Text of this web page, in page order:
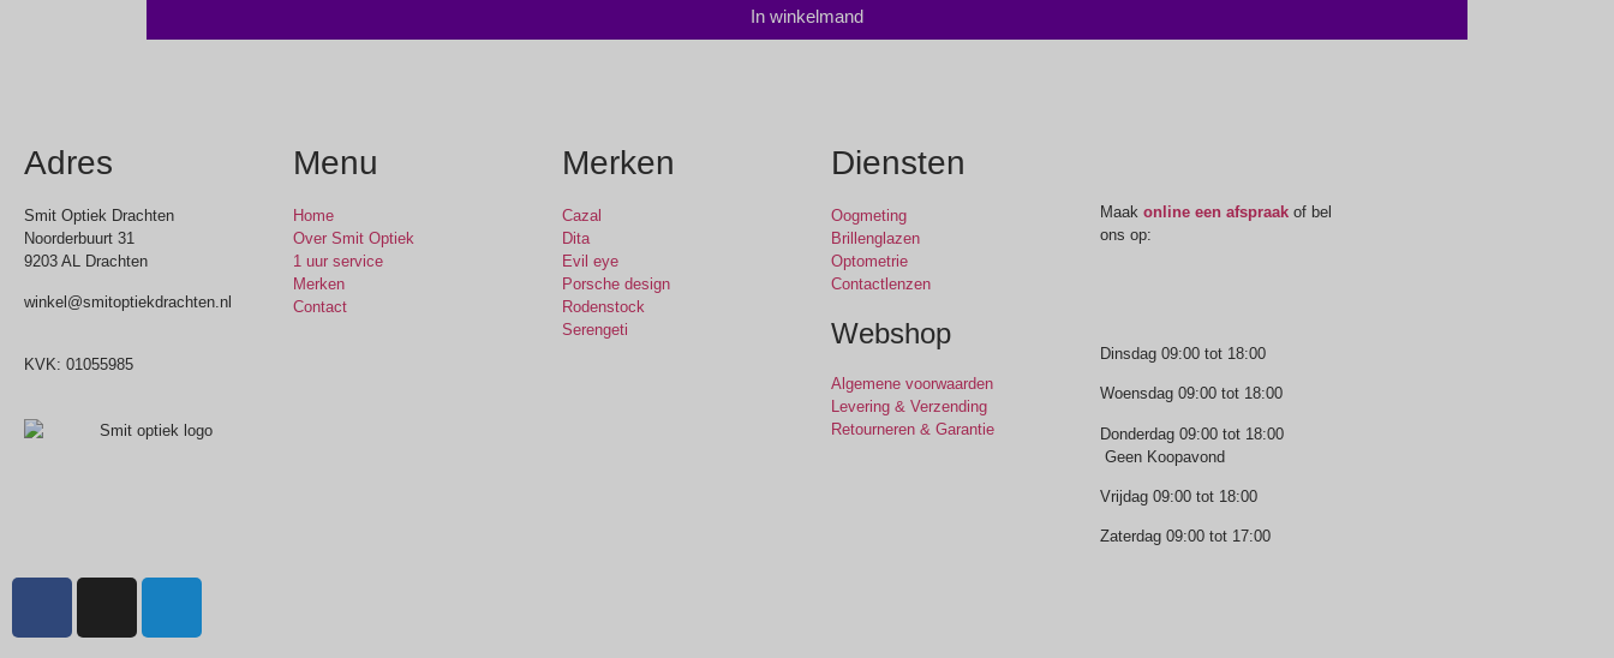
In winkelmand
Adres
Smit Optiek Drachten
Noorderbuurt 31
9203 AL Drachten
winkel@smitoptiekdrachten.nl
KVK: 01055985
Menu
Home
Over Smit Optiek
1 uur service
Merken
Contact
Merken
Cazal
Dita
Evil eye
Porsche design
Rodenstock
Serengeti
Diensten
Oogmeting
Brillenglazen
Optometrie
Contactlenzen
Webshop
Algemene voorwaarden
Levering & Verzending
Retourneren & Garantie
Maak online een afspraak of bel
ons op:
Dinsdag 09:00 tot 18:00
Woensdag 09:00 tot 18:00
Donderdag 09:00 tot 18:00
Geen Koopavond
Vrijdag 09:00 tot 18:00
Zaterdag 09:00 tot 17:00